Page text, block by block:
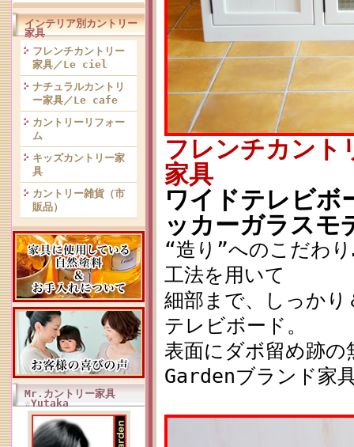
インテリア別カントリー
家具
フレンチカントリー
家具／Le ciel
ナチュラルカントリ
ー家具／Le cafe
カントリーリフォー
ム
キッズカントリー家
具
カントリー雑貨（市
販品）
Mr.カントリー家具
☆Yutaka
フレンチカント
家具
ワイドテレビ
ッカーガラスモ
“造り”へのこだわ
工法を用いて
細部まで、しっかり
テレビボード。
表面にダボ留め跡
Gardenブランド家